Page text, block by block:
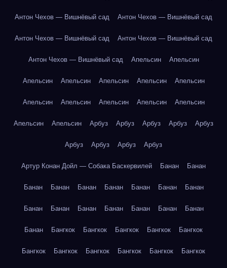
Антон Чехов — Вишнёвый сад Антон Чехов — Вишнёвый сад
Антон Чехов — Вишнёвый сад Антон Чехов — Вишнёвый сад
Антон Чехов — Вишнёвый сад Апельсин Апельсин
Апельсин Апельсин Апельсин Апельсин Апельсин
Апельсин Апельсин Апельсин Апельсин Апельсин
Апельсин Апельсин Арбуз Арбуз Арбуз Арбуз Арбуз
Арбуз Арбуз Арбуз Арбуз
Артур Конан Дойл — Собака Баскервилей Банан Банан
Банан Банан Банан Банан Банан Банан Банан
Банан Банан Банан Банан Банан Банан Банан
Банан Бангкок Бангкок Бангкок Бангкок Бангкок
Бангкок Бангкок Бангкок Бангкок Бангкок Бангкок